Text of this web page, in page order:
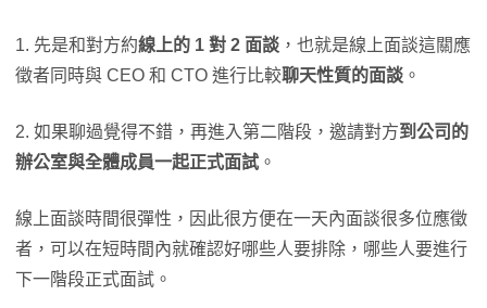
1. 先是和對方約線上的 1 對 2 面談 ，也就是線上面談這關應
徵者同時與 CEO 和 CTO 進行比較聊天性質的面談 。
2. 如果聊過覺得不錯，再進入第二階段，邀請對方到公司的
辦公室與全體成員一起正式面試 。
線上面談時間很彈性，因此很方便在一天內面談很多位應徵
者，可以在短時間內就確認好哪些人要排除，哪些人要進行
下一階段正式面試。